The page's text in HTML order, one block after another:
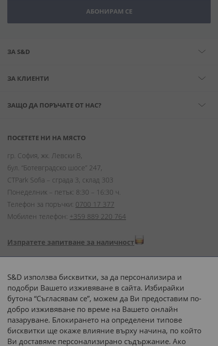
АБОНИРАМ СЕ
ЗА S&D
ЗА КЛИЕНТИ
ЗАЩО ДА ПОРЪЧАТЕ ОТ НАС?
ПОСЕТЕТЕ НИ НА МЯСТО
гр. София, жк. Левски В,
бул. “Ботевградско шосе” 247,
CTPark Sofia – сграда 3, склад 303
Понеделник – петък: 8:30 – 16:30 ч.
Телефон за поръчки: 0700 17 377
Мобилен телефон: +359 889 220 764
Изпратете запитване за наличност
Начини на плащане:
Доставка до адрес с:
или
наш транспорт
S&D използва бисквитки, за да персонализира и
подобри Вашето изживяване в сайта. Избирайки
бутона “Съгласявам се”, можем да Ви предоставим по-
добро изживяване по време на Вашето онлайн
пазаруване. Блокирането на определени типове
бисквитки ще окаже влияние върху начина, по който
Ви доставяме персонализирано съдържание. Ако